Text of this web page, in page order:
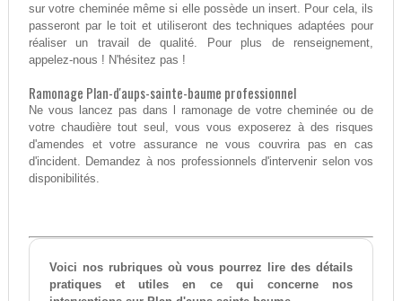
sur votre cheminée même si elle possède un insert. Pour cela, ils
passeront par le toit et utiliseront des techniques adaptées pour
réaliser un travail de qualité. Pour plus de renseignement,
appelez-nous ! N'hésitez pas !
Ramonage Plan-d'aups-sainte-baume professionnel
Ne vous lancez pas dans l ramonage de votre cheminée ou de
votre chaudière tout seul, vous vous exposerez à des risques
d'amendes et votre assurance ne vous couvrira pas en cas
d'incident. Demandez à nos professionnels d'intervenir selon vos
disponibilités.
Voici nos rubriques où vous pourrez lire des détails
pratiques et utiles en ce qui concerne nos